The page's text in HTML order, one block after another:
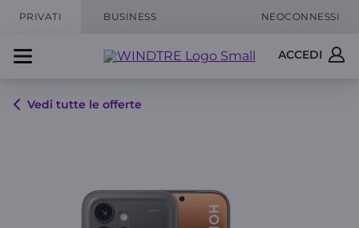
PRIVATI BUSINESS NEOCONNESSI
ACCEDI
Vedi tutte le offerte